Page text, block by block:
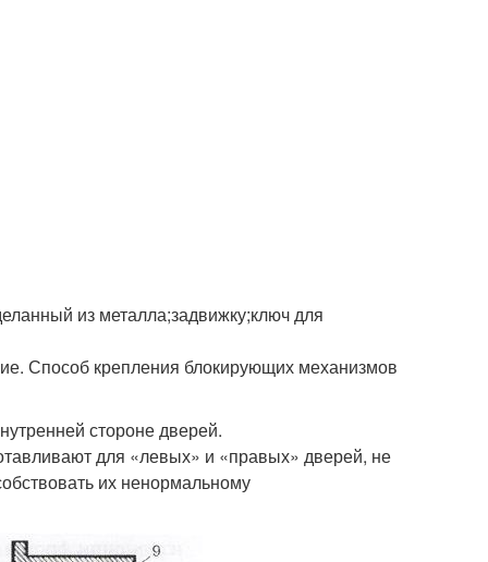
из металла;задвижку;ключ для
Способ крепления блокирующих механизмов
стороне дверей.
для «левых» и «правых» дверей, не
их ненормальному